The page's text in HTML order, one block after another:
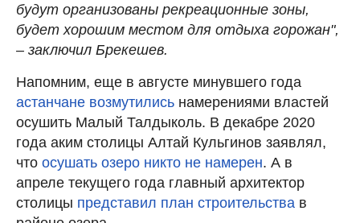
будут организованы рекреационные зоны,
будет хорошим местом для отдыха горожан",
– заключил Брекешев.
Напомним, еще в августе минувшего года
астанчане возмутились намерениями властей
осушить Малый Талдыколь. В декабре 2020
года аким столицы Алтай Кульгинов заявлял,
что осушать озеро никто не намерен. А в
апреле текущего года главный архитектор
столицы представил план строительства в